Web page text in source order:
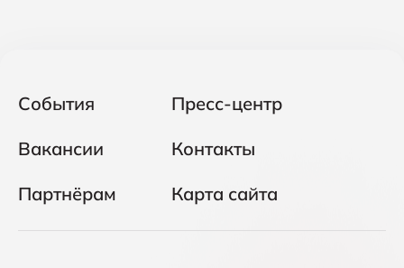
События
Пресс-центр
Вакансии
Контакты
Партнёрам
Карта сайта